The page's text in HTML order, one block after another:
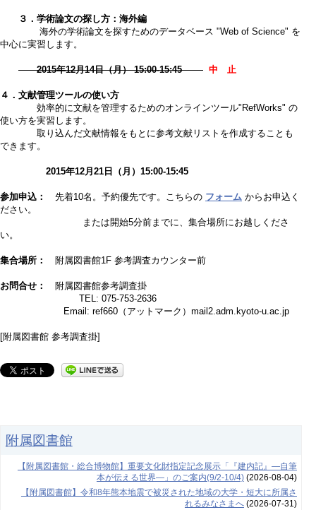
３．学術論文の探し方：海外編
海外の学術論文を探すためのデータベース "Web of Science" を
中心に実習します。
2015年12月14日（月） 15:00-15:45 中 止
４．文献管理ツールの使い方
効率的に文献を管理するためのオンラインツール"RefWorks" の
使い方を実習します。
取り込んだ文献情報をもとに参考文献リストを作成することも
できます。
2015年12月21日（月）15:00-15:45
参加申込： 先着10名。予約優先です。こちらの フォーム からお申込く
ださい。
または開始5分前までに、集合場所にお越しくださ
い。
集合場所： 附属図書館1F 参考調査カウンター前
お問合せ：
附属図書館参考調査掛
TEL: 075-753-2636
Email: ref660（アットマーク）mail2.adm.kyoto-u.ac.jp
[附属図書館 参考調査掛]
附属図書館
【附属図書館・総合博物館】重要文化財指定記念展示「『建内記』―自筆
本が伝える世界―」のご案内(9/2-10/4)(2026-08-04)
【附属図書館】令和8年熊本地震で被災された地域の大学・短大に所属さ
れるみなさまへ(2026-07-31)